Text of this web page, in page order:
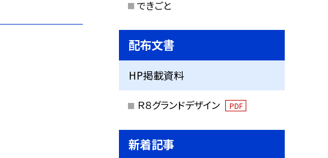
できごと
配布文書
HP掲載資料
Ｒ８グランドデザイン PDF
新着記事